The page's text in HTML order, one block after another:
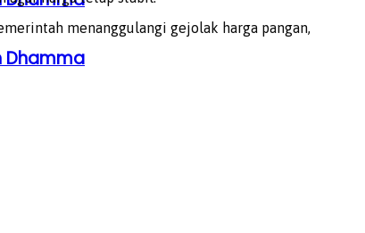
Dhamma
menanggulangi gejolak harga pangan,